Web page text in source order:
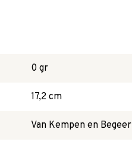
0 gr
17,2 cm
Van Kempen en Begeer